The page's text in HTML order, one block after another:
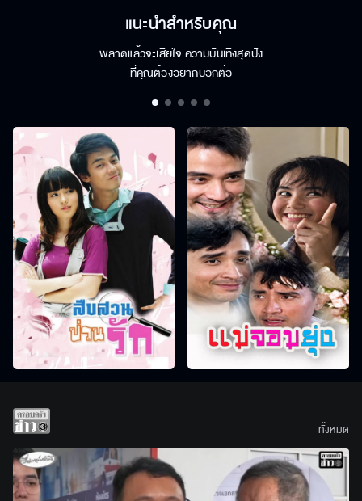
แนะนำสำหรับคุณ
พลาดแล้วจะเสียใจ ความบันเทิงสุดปัง
ที่คุณต้องอยากบอกต่อ
ทั้งหมด